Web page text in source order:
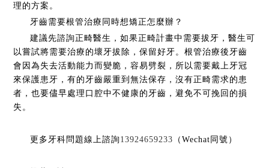
理的方案。
牙齒需要根管治療同時想矯正怎麼辦？
建議先諮詢正畸醫生，如果正畸計畫中需要拔牙，醫生可
以嘗試將需要治療的壞牙拔除，保留好牙。根管治療後牙齒
會因為失去活動能力而變脆，容易劈裂，所以需要戴上牙冠
來保護患牙，有的牙齒嚴重到無法保存，沒有正畸需求的患
者，也要儘早處理口腔中不健康的牙齒，避免不可挽回的損
失。
更多牙科問題線上諮詢 13924659233 （Wechat同號）